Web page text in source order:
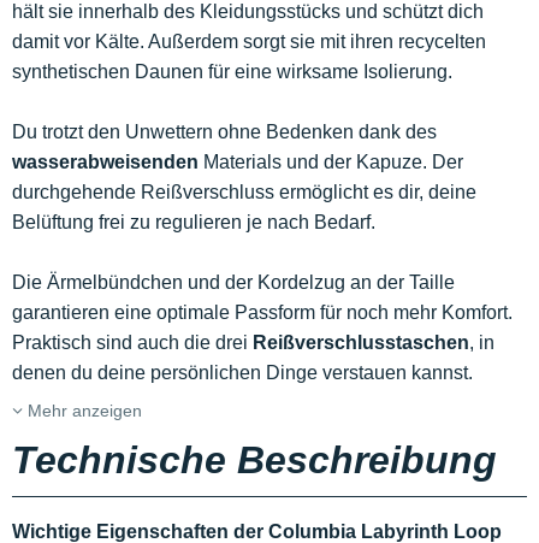
hält sie innerhalb des Kleidungsstücks und schützt dich
damit vor Kälte. Außerdem sorgt sie mit ihren recycelten
synthetischen Daunen für eine wirksame Isolierung.
Du trotzt den Unwettern ohne Bedenken dank des
wasserabweisenden Materials und der Kapuze. Der
durchgehende Reißverschluss ermöglicht es dir, deine
Belüftung frei zu regulieren je nach Bedarf.
Die Ärmelbündchen und der Kordelzug an der Taille
garantieren eine optimale Passform für noch mehr Komfort.
Praktisch sind auch die drei Reißverschlusstaschen, in
denen du deine persönlichen Dinge verstauen kannst.
Mehr anzeigen
Technische Beschreibung
Wichtige Eigenschaften der Columbia Labyrinth Loop